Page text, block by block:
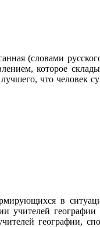
(словами
которое
что человек
в
учителей
географии,